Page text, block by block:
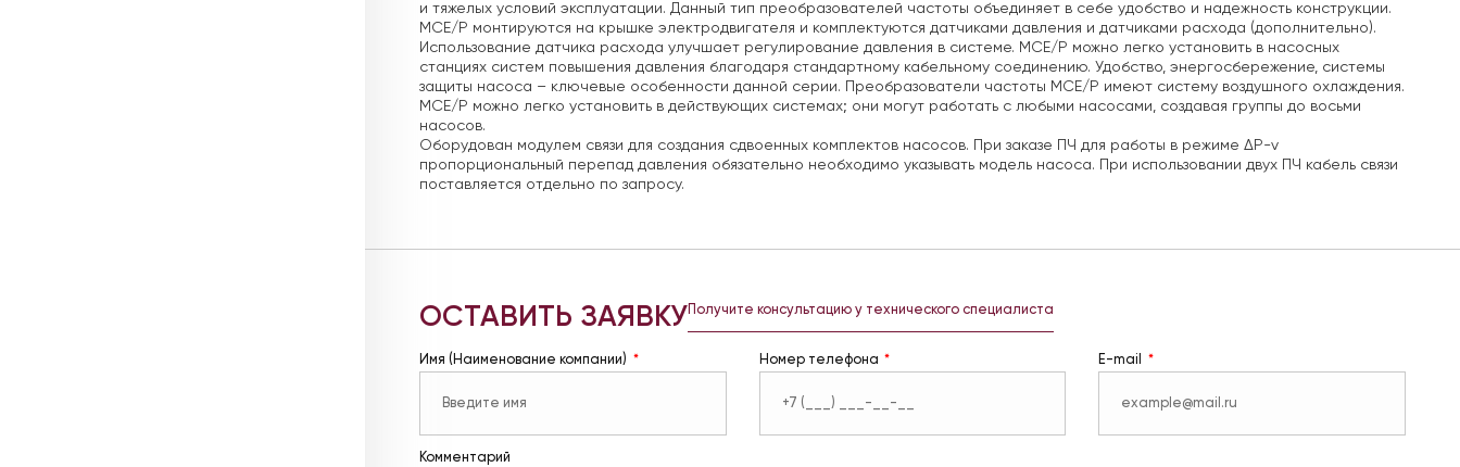
и тяжелых условий эксплуатации. Данный тип преобразователей частоты объединяет в себе удобство и надежность конструкции.
MCE/P монтируются на крышке электродвигателя и комплектуются датчиками давления и датчиками расхода (дополнительно).
Использование датчика расхода улучшает регулирование давления в системе. MCE/P можно легко установить в насосных
станциях систем повышения давления благодаря стандартному кабельному соединению. Удобство, энергосбережение, системы
защиты насоса – ключевые особенности данной серии. Преобразователи частоты MCE/P имеют систему воздушного охлаждения.
MCE/P можно легко установить в действующих системах; они могут работать с любыми насосами, создавая группы до восьми
насосов.
Оборудован модулем связи для создания сдвоенных комплектов насосов. При заказе ПЧ для работы в режиме ΔP-v
пропорциональный перепад давления обязательно необходимо указывать модель насоса. При использовании двух ПЧ кабель связи
поставляется отдельно по запросу.
ОСТАВИТЬ ЗАЯВКУ Получите консультацию у технического специалиста
Имя (Наименование компании) Номер телефона E-mail
Комментарий